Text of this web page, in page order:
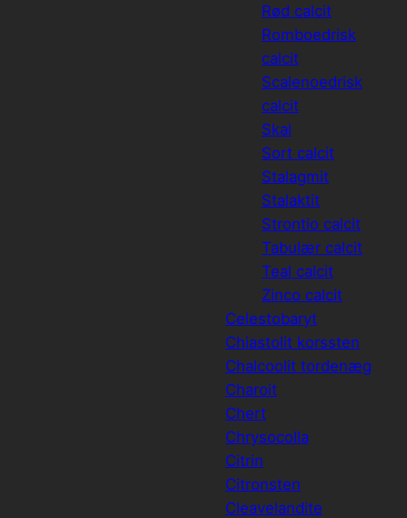
Rød calcit
Romboedrisk
calcit
Scalenoedrisk
calcit
Skal
Sort calcit
Stalagmit
Stalaktit
Strontio calcit
Tabulær calcit
Teal calcit
Zinco calcit
Celestobaryt
Chiastolit korssten
Chalcoolit tordenæg
Charoit
Chert
Chrysocolla
Citrin
Citronsten
Cleavelandite